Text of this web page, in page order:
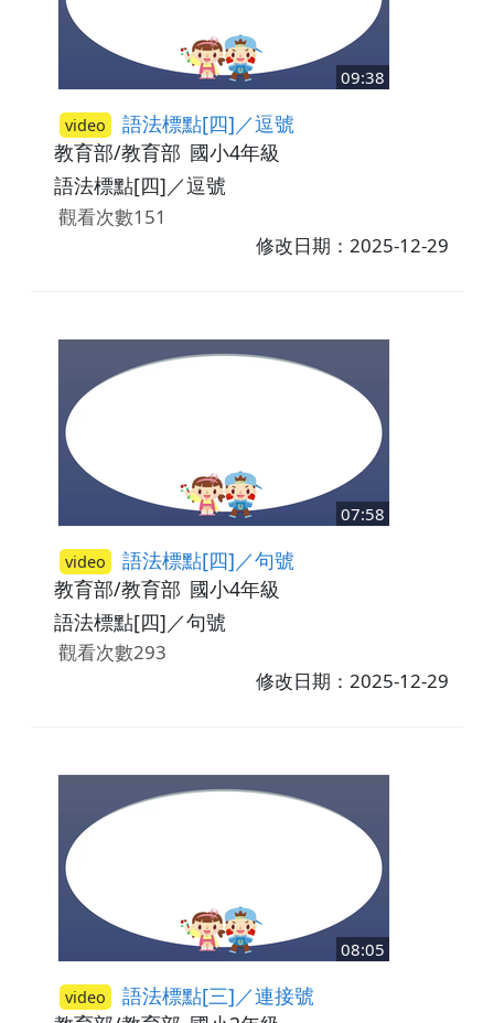
09:38
video 語法標點[四]／逗號
教育部/教育部 國小4年級
語法標點[四]／逗號
觀看次數151
修改日期：2025-12-29
07:58
video 語法標點[四]／句號
教育部/教育部 國小4年級
語法標點[四]／句號
觀看次數293
修改日期：2025-12-29
08:05
video 語法標點[三]／連接號